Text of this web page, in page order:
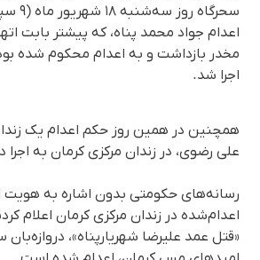
اعدام جواد محمد پناه، کە پیشتر بابت
مخدر بازداشت و بە اعدام محکوم شدە
اجرا شد.
همچنین در همین روز حکم اعدام یک
علی رضوی، در زندان مرکزی کرمان به
رسانه‌های حکومتی بدون اشاره به هویت
اعدام‌شده در زندان مرکزی کرمان اعلام
«قتل عمد علیرضا شهریارپناه»،